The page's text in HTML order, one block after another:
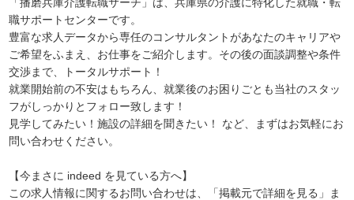
職サポートセンターです。
豊富な求人データから専任のコンサルタントがあなたのキャリアや
ご希望をふまえ、お仕事をご紹介します。その後の面談調整や条件
交渉まで、トータルサポート！
就業開始前の不安はもちろん、就業後のお困りごとも当社のスタッ
フがしっかりとフォロー致します！
見学してみたい！施設の詳細を聞きたい！ など、まずはお気軽にお
問い合わせください。
【今まさに indeed を見ている方へ】
この求人情報に関するお問い合わせは、「掲載元で詳細を見る」ま